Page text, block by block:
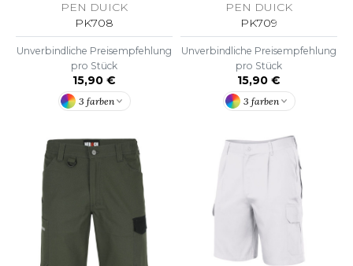
JAYS
ONE TOWELLING
CITY
PEN DUICK
PK708
Unverbindliche Preisempfehlung
pro Stück
15,90 €
3 farben
PEN DUICK
PK709
Unverbindliche Preisempfehlung
pro Stück
15,90 €
3 farben